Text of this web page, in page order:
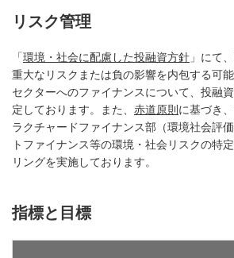
リスク管理
「環境・社会に配慮した投融資方針 」にて
重大なリスクまたは負の影響を内包する可
セクターへのファイナンスについて、投融
定しております。また、 赤道原則 に基づき
ラクチャードファイナンス部（環境社会評
トファイナンス等の環境・社会リスクの特
リングを実施しております。
指標と目標